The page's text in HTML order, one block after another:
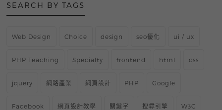
SEARCH BY TAGS
Web Design Choice design seo優化 ui / ux
PHP Teaching Specialty frontend html css
jquery 網路產業 網頁設計 PHP Google
Facebook 網頁設計教學 關鍵字 搜尋引擎 W3C